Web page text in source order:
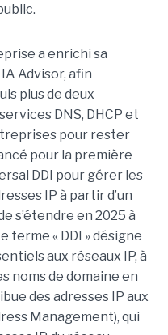
a enrichi sa
Advisor, afin
plus de deux
DNS, DHCP et
pour rester
pour la première
DDI pour gérer les
IP à partir d’un
s’étendre en 2025 à
terme « DDI » désigne
aux réseaux IP, à
noms de domaine en
des adresses IP aux
Management), qui